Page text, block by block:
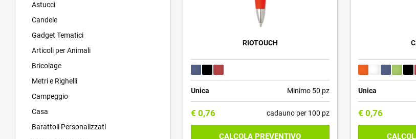
Astucci
Candele
Gadget Tematici
Articoli per Animali
Bricolage
Metri e Righelli
Campeggio
Casa
Barattoli Personalizzati
RIOTOUCH
Unica Minimo 50 pz
€ 0,76 cadauno per 100 pz
CALCOLA PREVENTIVO
Unica
€ 0,76